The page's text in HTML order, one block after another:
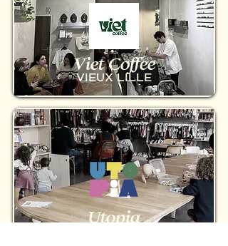
Viet Coffee
VIEUX LILLE
Utopia